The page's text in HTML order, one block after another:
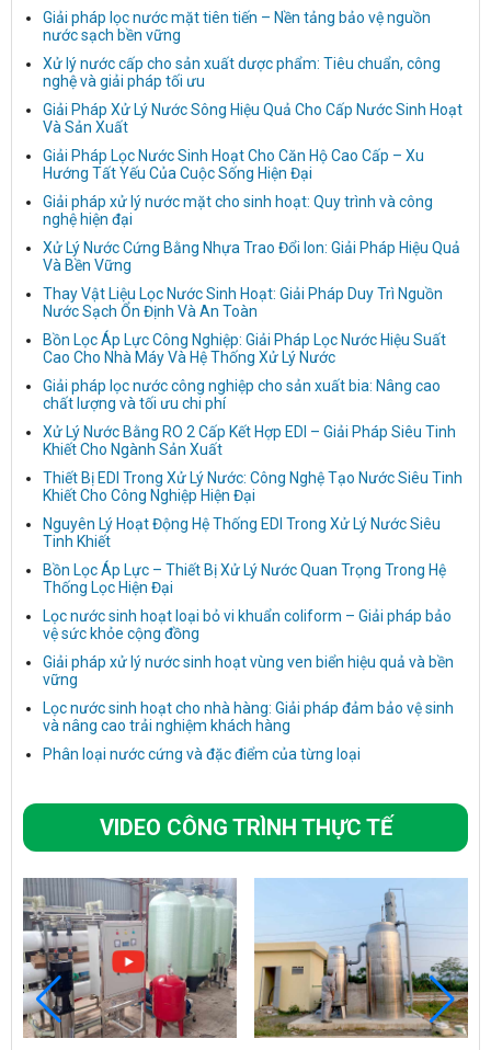
Giải pháp lọc nước mặt tiên tiến – Nền tảng bảo vệ nguồn
nước sạch bền vững
Xử lý nước cấp cho sản xuất dược phẩm: Tiêu chuẩn, công
nghệ và giải pháp tối ưu
Giải Pháp Xử Lý Nước Sông Hiệu Quả Cho Cấp Nước Sinh Hoạt
Và Sản Xuất
Giải Pháp Lọc Nước Sinh Hoạt Cho Căn Hộ Cao Cấp – Xu
Hướng Tất Yếu Của Cuộc Sống Hiện Đại
Giải pháp xử lý nước mặt cho sinh hoạt: Quy trình và công
nghệ hiện đại
Xử Lý Nước Cứng Bằng Nhựa Trao Đổi Ion: Giải Pháp Hiệu Quả
Và Bền Vững
Thay Vật Liệu Lọc Nước Sinh Hoạt: Giải Pháp Duy Trì Nguồn
Nước Sạch Ổn Định Và An Toàn
Bồn Lọc Áp Lực Công Nghiệp: Giải Pháp Lọc Nước Hiệu Suất
Cao Cho Nhà Máy Và Hệ Thống Xử Lý Nước
Giải pháp lọc nước công nghiệp cho sản xuất bia: Nâng cao
chất lượng và tối ưu chi phí
Xử Lý Nước Bằng RO 2 Cấp Kết Hợp EDI – Giải Pháp Siêu Tinh
Khiết Cho Ngành Sản Xuất
Thiết Bị EDI Trong Xử Lý Nước: Công Nghệ Tạo Nước Siêu Tinh
Khiết Cho Công Nghiệp Hiện Đại
Nguyên Lý Hoạt Động Hệ Thống EDI Trong Xử Lý Nước Siêu
Tinh Khiết
Bồn Lọc Áp Lực – Thiết Bị Xử Lý Nước Quan Trọng Trong Hệ
Thống Lọc Hiện Đại
Lọc nước sinh hoạt loại bỏ vi khuẩn coliform – Giải pháp bảo
vệ sức khỏe cộng đồng
Giải pháp xử lý nước sinh hoạt vùng ven biển hiệu quả và bền
vững
Lọc nước sinh hoạt cho nhà hàng: Giải pháp đảm bảo vệ sinh
và nâng cao trải nghiệm khách hàng
Phân loại nước cứng và đặc điểm của từng loại
VIDEO CÔNG TRÌNH THỰC TẾ